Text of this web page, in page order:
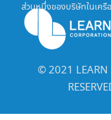
ส่วนหนึ่งของบริษัทในเครือ
©️ 2021 LEARN